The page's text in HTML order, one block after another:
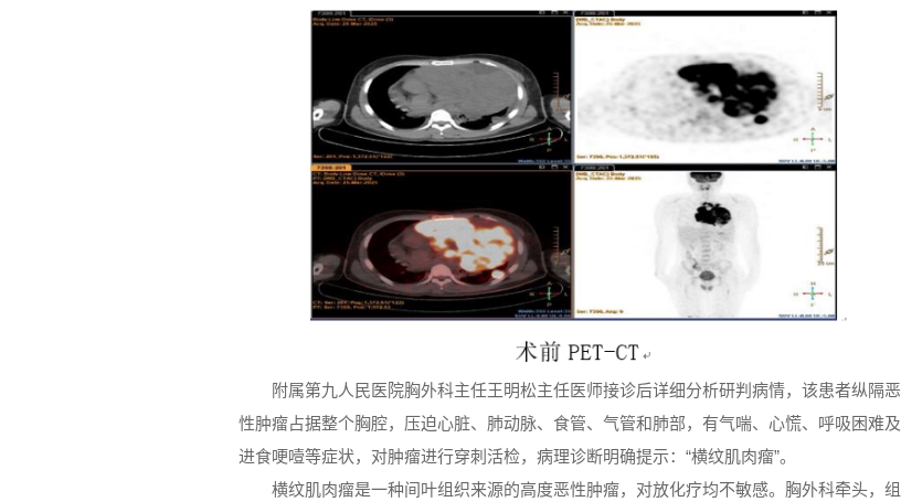
附属第九人民医院胸外科主任王明松主任医师接诊后详细分析研判病情，该患者纵隔恶
性肿瘤占据整个胸腔，压迫心脏、肺动脉、食管、气管和肺部，有气喘、心慌、呼吸困难及
进食哽噎等症状，对肿瘤进行穿刺活检，病理诊断明确提示：“横纹肌肉瘤”。
横纹肌肉瘤是一种间叶组织来源的高度恶性肿瘤，对放化疗均不敏感。胸外科牵头，组